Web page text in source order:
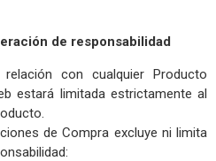
de responsabilidad
con cualquier Producto
estará limitada estrictamente al
de Compra excluye ni limita